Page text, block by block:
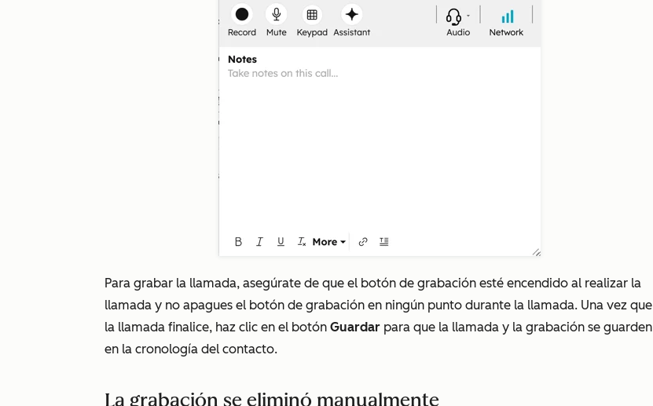
Para grabar la llamada, asegúrate de que el botón de grabación esté encendido al realizar la
llamada y no apagues el botón de grabación en ningún punto durante la llamada. Una vez que
la llamada finalice, haz clic en el botón Guardar para que la llamada y la grabación se guarden
en la cronología del contacto.
La grabación se eliminó manualmente